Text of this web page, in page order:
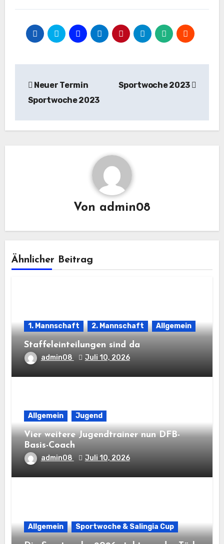
Neuer Termin
Sportwoche 2023
Sportwoche 2023
Von admin08
Ähnlicher Beitrag
1. Mannschaft 2. Mannschaft Allgemein
Staffeleinteilungen sind da
admin08 Juli 10, 2026
Allgemein Jugend
Vier weitere Jugendtrainer nun DFB-
Basis-Coach
admin08 Juli 10, 2026
Allgemein Sportwoche & Salingia Cup